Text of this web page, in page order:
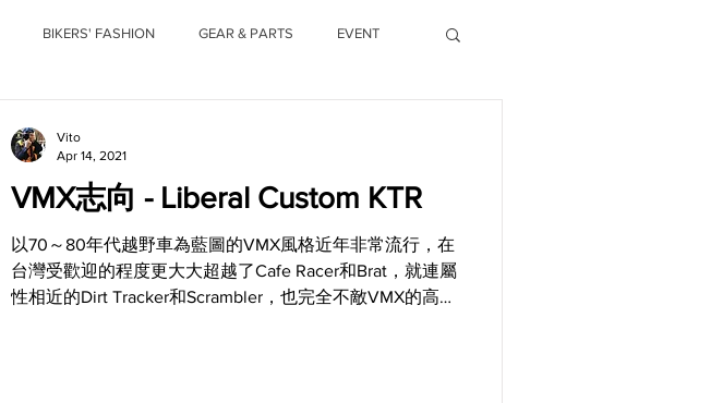
BIKERS' FASHION GEAR & PARTS EVENT
VMX志向 - Liberal Custom KTR
以70～80年代越野車為藍圖的VMX風格近年非常流行，在
台灣受歡迎的程度更大大超越了Cafe Racer和Brat，就連屬
性相近的Dirt Tracker和Scrambler，也完全不敵VMX的高人
Vito
Apr 14, 2021